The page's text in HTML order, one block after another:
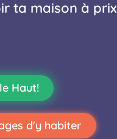
ta maison à prix
Haut!
d'y habiter